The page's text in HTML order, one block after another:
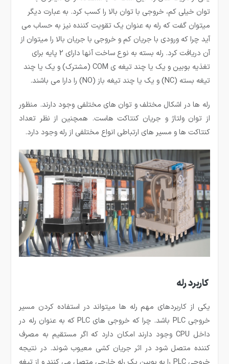
توان خیلی کم، خروجی با توان بالا را کسب کرد. به عبارت دیگر
می­توان گفت که رله به عنوان یک تقویت کننده نیز به حساب می
آید چرا که ورودی با جریان کم و خروجی با جریان بالا را میتوان از
آن دریافت کرد. رله بسته به نوع ساخت آنها دارای 2 پایه برای
تغذیه بوبین و یک یا چند تیغه ی COM (مشترک) و یک یا چند
تیغه بسته (NC) و یک یا چند تیغه باز (NO) را دارا می باشند.
رله ها در اشکال مختلف و توان های مختلفی وجود دارند. منظور
از توان ولتاژ و جریان کنتاکت هاست. همچنین از نظر تعداد
کنتاکت ها و مسیر های ارتباطی انواع مختلفی از رله وجود دارد.
کاربرد رله
یکی از کاربردهای مهم رله ها می­تواند در استفاده کردن مسیر
خروجی PLC باشد. چرا که خروجی های PLC که به عنوان رله در
داخل CPU وجود دارند امکان دارد که اگر مستقیم به مصرف
کننده متصل شود در اثر جریان کشی معیوب شوند. در نتیجه